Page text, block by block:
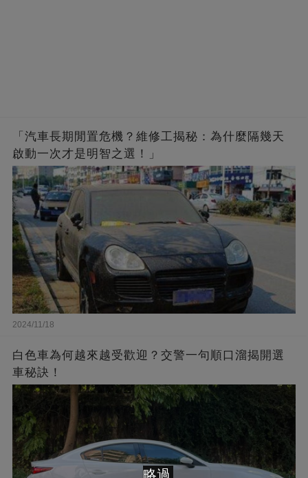
「汽車長期閒置危機？維修工揭秘：為什麼隔幾天
啟動一次才是明智之選！」
2024/11/18
白色車為何越來越受歡迎？交警一句順口溜揭開選
車秘訣！
略過